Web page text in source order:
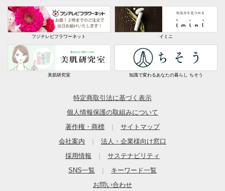
き誠にありがとうございます。
質感につきましては、ご期待に添える内容で無く申
し訳ございません。
お客様のご意見を参考に、デザイン性と機能性、そ
して耐久性にも優れた商品の開発に努めて参りま
す。
今後ともご愛顧いただきますよう、何卒宜しくお願
150×150cm リーフ
本当に撥水機能が抜群です。
サッと拭くだけで、まったく
フジテレビフラワーネット イミニ
美肌研究室 知識で変わるあなたの暮らし ちそう
特定商取引法に基づく表示
個人情報保護の取組みについて
著作権・商標
サイトマップ
会社案内
法人・企業様向け窓口
採用情報
サステナビリティ
SNS一覧
キーワード一覧
お問い合わせ